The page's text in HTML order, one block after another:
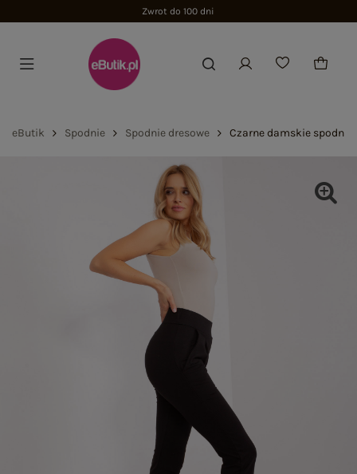
Zwrot do 100 dni
eButik Spodnie Spodnie dresowe Czarne damskie spodnie